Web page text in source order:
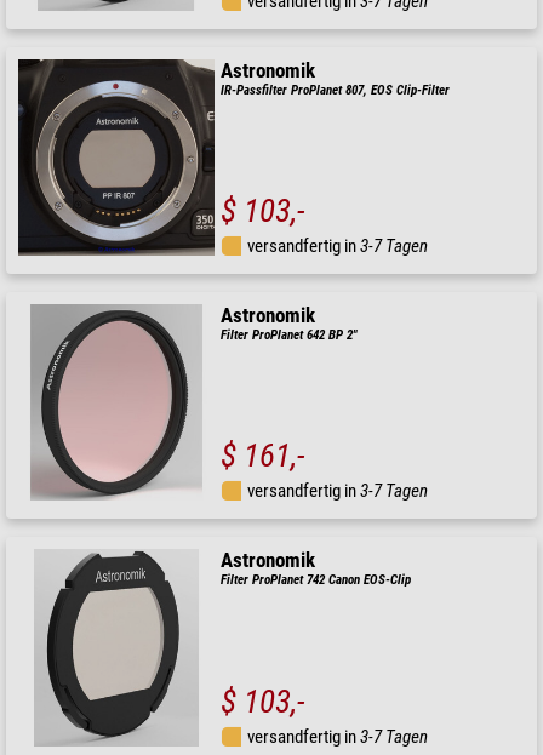
Astronomik
IR-Passfilter ProPlanet 807, EOS Clip-Filter
$ 103,-
versandfertig in3-7 Tagen
Astronomik
Filter ProPlanet 642 BP 2"
$ 161,-
versandfertig in3-7 Tagen
Astronomik
Filter ProPlanet 742 Canon EOS-Clip
$ 103,-
versandfertig in3-7 Tagen